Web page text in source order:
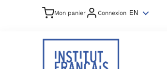
Mon panier Connexion EN